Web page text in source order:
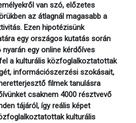
van szó, előzetes
az átlagnál magasabb a
Ezen hipotézisünk
egy országos kutatás során
egy online kérdőíves
a kulturális közfoglalkoztatottak
információszerzési szokásait,
filmek tanulásra
csaknem 4000 résztvevő
tájáról, így reális képet
kulturális